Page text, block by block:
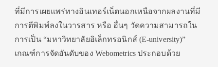
ที่มีการเผยแพร่ทางอินเทอร์เน็ตนอกเหนือจากผลงานที่มี
การตีพิมพ์ลงในวารสาร หรือ อื่นๆ วัดความสามารถใน
การเป็น “มหาวิทยาลัยอิเล็กทรอนิกส์ (E-university)”
เกณฑ์การจัดอันดับของ Webometrics ประกอบด้วย